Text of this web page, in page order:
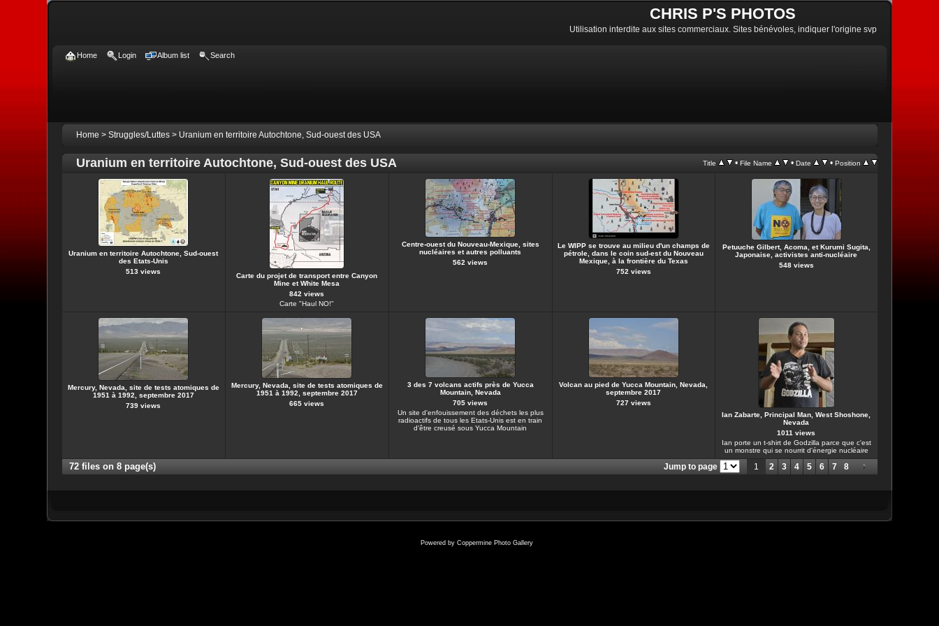
CHRIS P'S PHOTOS
Utilisation interdite aux sites commerciaux. Sites bénévoles, indiquer l'origine svp
Home Login Album list Search
Home > Struggles/Luttes> Uranium en territoire Autochtone, Sud-ouest des USA
Uranium en territoire Autochtone, Sud-ouest des USA Title • File Name • Date • Position
Uranium en territoire Autochtone, Sud-ouest
des Etats-Unis
513 views
Carte du projet de transport entre Canyon
Mine et White Mesa
842 views
Carte "Haul NO!"
Centre-ouest du Nouveau-Mexique, sites
nucléaires et autres polluants
562 views
Le WIPP se trouve au milieu d'un champs de
pétrole, dans le coin sud-est du Nouveau
Mexique, à la frontière du Texas
752 views
Petuuche Gilbert, Acoma, et Kurumi Sugita,
Japonaise, activistes anti-nucléaire
548 views
Mercury, Nevada, site de tests atomiques de
1951 à 1992, septembre 2017
739 views
Mercury, Nevada, site de tests atomiques de
1951 à 1992, septembre 2017
665 views
3 des 7 volcans actifs près de Yucca
Mountain, Nevada
705 views
Un site d'enfouissement des déchets les plus
radioactifs de tous les Etats-Unis est en train
d'être creusé sous Yucca Mountain
Volcan au pied de Yucca Mountain, Nevada,
septembre 2017
727 views
Ian Zabarte, Principal Man, West Shoshone,
Nevada
1011 views
Ian porte un t-shirt de Godzilla parce que c'est
un monstre qui se nourrit d'énergie nucléaire
72 files on 8 page(s) Jump to page 1 2 3 4 5 6 7 8
Powered by Coppermine Photo Gallery